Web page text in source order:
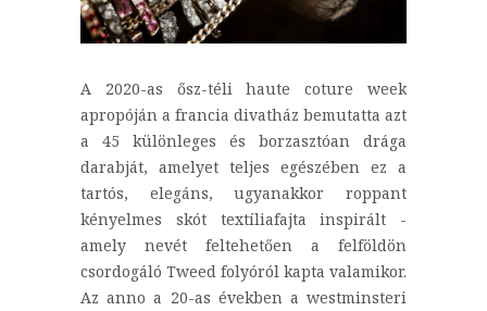
A 2020-as ősz-téli haute coture week
apropóján a francia divatház bemutatta azt
a 45 különleges és borzasztóan drága
darabját, amelyet teljes egészében ez a
tartós, elegáns, ugyanakkor roppant
kényelmes skót textíliafajta inspirált -
amely nevét feltehetően a felföldön
csordogáló Tweed folyóról kapta valamikor.
Az anno a 20-as években a westminsteri